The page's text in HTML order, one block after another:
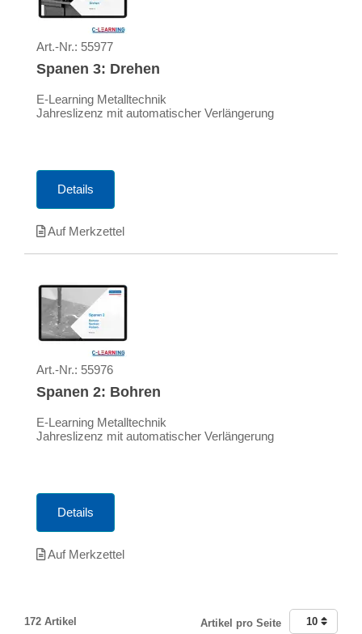
Art.-Nr.: 55977
Spanen 3: Drehen
E-Learning Metalltechnik
Jahreslizenz mit automatischer Verlängerung
Details
Auf Merkzettel
Art.-Nr.: 55976
Spanen 2: Bohren
E-Learning Metalltechnik
Jahreslizenz mit automatischer Verlängerung
Details
Auf Merkzettel
172 Artikel Artikel pro Seite 10